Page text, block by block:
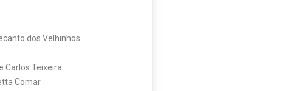
dos Velhinhos
Carlos Teixeira
Comar